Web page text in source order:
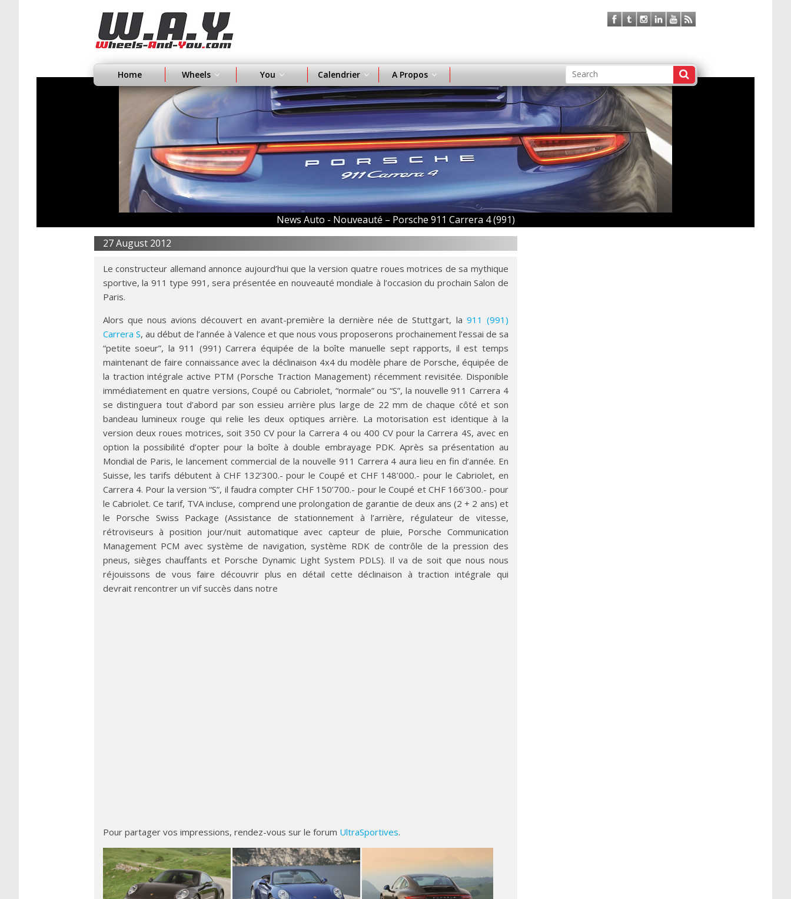
Home Wheels You Calendrier A Propos
News Auto - Nouveauté – Porsche 911 Carrera 4 (991)
27 August 2012
Le constructeur allemand annonce aujourd’hui que la version quatre roues motrices de sa mythique
sportive, la 911 type 991, sera présentée en nouveauté mondiale à l’occasion du prochain Salon de
Paris.
Alors que nous avions découvert en avant-première la dernière née de Stuttgart, la 911 (991)
Carrera S, au début de l’année à Valence et que nous vous proposerons prochainement l’essai de sa
“petite soeur”, la 911 (991) Carrera équipée de la boîte manuelle sept rapports, il est temps
maintenant de faire connaissance avec la déclinaison 4x4 du modèle phare de Porsche, équipée de
la traction intégrale active PTM (Porsche Traction Management) récemment revisitée. Disponible
immédiatement en quatre versions, Coupé ou Cabriolet, “normale” ou “S”, la nouvelle 911 Carrera 4
se distinguera tout d’abord par son essieu arrière plus large de 22 mm de chaque côté et son
bandeau lumineux rouge qui relie les deux optiques arrière. La motorisation est identique à la
version deux roues motrices, soit 350 CV pour la Carrera 4 ou 400 CV pour la Carrera 4S, avec en
option la possibilité d’opter pour la boîte à double embrayage PDK. Après sa présentation au
Mondial de Paris, le lancement commercial de la nouvelle 911 Carrera 4 aura lieu en fin d’année. En
Suisse, les tarifs débutent à CHF 132’300.- pour le Coupé et CHF 148’000.- pour le Cabriolet, en
Carrera 4. Pour la version “S”, il faudra compter CHF 150’700.- pour le Coupé et CHF 166’300.- pour
le Cabriolet. Ce tarif, TVA incluse, comprend une prolongation de garantie de deux ans (2 + 2 ans) et
le Porsche Swiss Package (Assistance de stationnement à l’arrière, régulateur de vitesse,
rétroviseurs à position jour/nuit automatique avec capteur de pluie, Porsche Communication
Management PCM avec système de navigation, système RDK de contrôle de la pression des
pneus, sièges chauffants et Porsche Dynamic Light System PDLS). Il va de soit que nous nous
réjouissons de vous faire découvrir plus en détail cette déclinaison à traction intégrale qui
devrait rencontrer un vif succès dans notre
Pour partager vos impressions, rendez-vous sur le forum UltraSportives.